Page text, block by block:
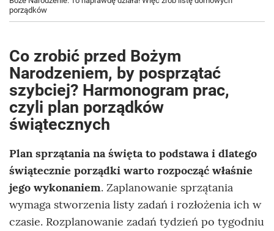
porządków
Co zrobić przed Bożym
Narodzeniem, by posprzątać
szybciej? Harmonogram prac,
czyli plan porządków
świątecznych
Plan sprzątania na święta to podstawa i dlatego
świątecznie porządki warto rozpocząć właśnie
jego wykonaniem. Zaplanowanie sprzątania
wymaga stworzenia listy zadań i rozłożenia ich w
czasie. Rozplanowanie zadań tydzień po tygodniu